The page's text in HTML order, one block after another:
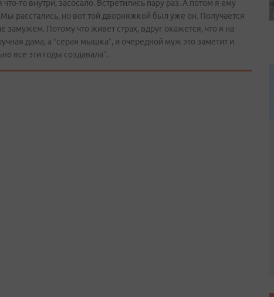
то внутри, засосало. Встретились пару раз. А потом я ему
расстались, но вот той дворняжкой был уже он. Получается
замужем. Потому что живет страх, вдруг окажется, что я на
дама, а “серая мышка”, и очередной муж это заметит и
все эти годы создавала”.